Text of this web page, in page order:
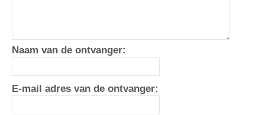
Naam van de ontvanger:
E-mail adres van de ontvanger: